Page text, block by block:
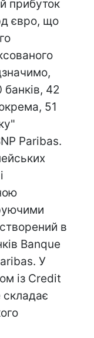
прибуток
євро, що
банків, 42
51
Paribas.
в
Banque
У
із Credit
складає